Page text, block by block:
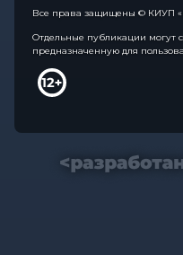
Все права защищены © КИУП
Отдельные публикации могут
предназначенную для